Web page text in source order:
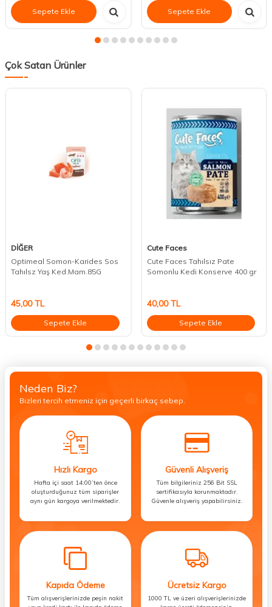
Sepete Ekle Sepete Ekle
Çok Satan Ürünler
DİĞER
Optimeal Somon-Karides Sos
Tahılsz Yaş Ked.Mam.85G
45,00TL
Sepete Ekle
Cute Faces
Cute Faces Tahılsız Pate
Somonlu Kedi Konserve 400 gr
40,00TL
Sepete Ekle
Neden Biz?
Bizleri tercih etmeniz için geçerli birkaç sebep.
Hızlı Kargo
Hafta içi saat 14:00’ten önce
oluşturduğunuz tüm siparişler
aynı gün kargoya verilmektedir.
Güvenli Alışveriş
Tüm bilgileriniz 256 Bit SSL
sertifikasıyla korunmaktadır.
Güvenle alışveriş yapabilirsiniz.
Kapıda Ödeme
Tüm alışverişlerinizde peşin nakit
Ücretsiz Kargo
1000 TL ve üzeri alışverişlerinizde